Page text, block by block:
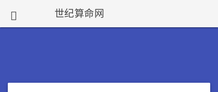
 世纪算命网